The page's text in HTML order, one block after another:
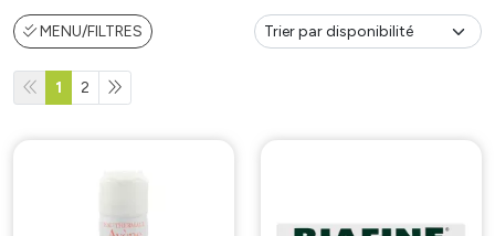
MENU/FILTRES
1 2